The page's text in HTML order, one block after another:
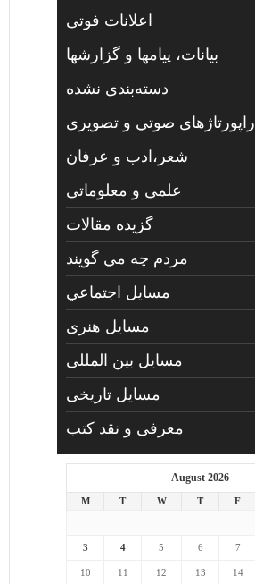
اعلانات فوتی
بیانات، پیامها و گزارشها
دسته‌بندی نشده
راپورتاژهای صوتي و تصويری
شعر،ادب و عرفان
علمی و معلوماتی
گزیده مقالات
مردم چه مي گويند
مسايل اجتماعي
مسايل هنری
مسایل بین المللی
مسایل تاریخی
معرفی و نقد کتب
August 2026
M T W T F
3 4 5 6 7
10 11 12 13 14